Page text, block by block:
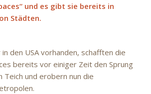
und es gibt sie bereits in
Städten.
den USA vorhanden, schafften die
bereits vor einiger Zeit den Sprung
Teich und erobern nun die